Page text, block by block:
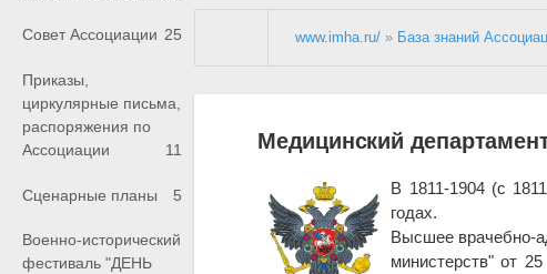
Совет Ассоциации 25
Приказы,
циркулярные письма,
распоряжения по
Ассоциации
11
Сценарные планы 5
Военно-исторический
фестиваль "ДЕНЬ
www.imha.ru/ » База знаний
Медицинский
В 1811-1904 (с
годах.
Высшее врачебно-
министерств" от